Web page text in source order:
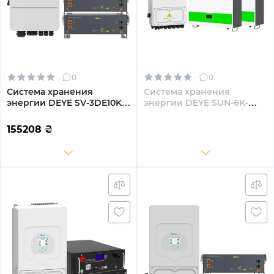
0
Система хранения
энергии DEYE SV-3DE10K1-
2BAT LiFePO4 ≥6000
циклов (SV-3DE10K1-
155208 ₴
0
Система хранения
энергии DEYE SUN-6K-